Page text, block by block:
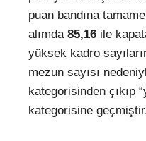
puan bandına
alımda 85,16 ile
yüksek kadro
mezun sayısı
kategorisinden çıkıp
kategorisine